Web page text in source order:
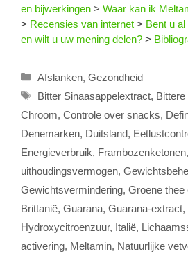
en bijwerkingen > Waar kan ik
> Recensies van internet > Bent u
en wilt u uw mening delen? >
Categorieën
Afslanken, Gezondheid
Tags
Bitter Sinaasappelextract,
Chroom, Controle over snacks,
Denemarken, Duitsland,
Energieverbruik, Frambozenketonen,
uithoudingsvermogen,
Gewichtsvermindering, Groene thee
Brittanië, Guarana, Guarana-extract,
Hydroxycitroenzuur, Italië,
activering, Meltamin, Natuurlijke